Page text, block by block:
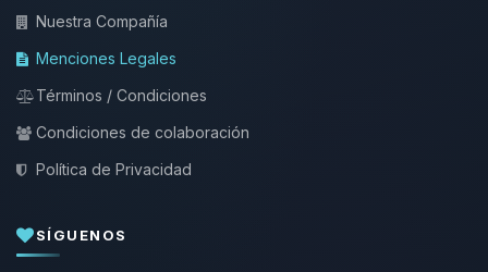
Nuestra Compañía
Menciones Legales
Términos / Condiciones
Condiciones de colaboración
Política de Privacidad
SÍGUENOS